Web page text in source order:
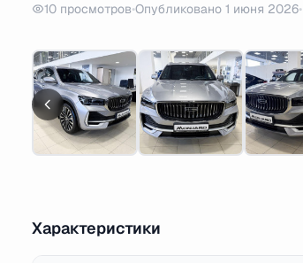
10 просмотров•Опубликовано 1 июня 2026•
Характеристики